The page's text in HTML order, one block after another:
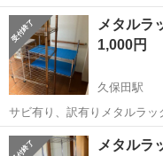
★赴任旅費会社負担◎20代～
給1,500円！《大分県中津市》 人気の工場のお仕事 ◇半導体装置
のシート製造◇ ＊クリー...
大分 中津市 東中津駅
メタル
1,000円
久保田駅
サビ有り、訳有りメタルラッ
外にでも。 3台まとめて。
佐賀 佐賀市 久保田駅
メタルラ